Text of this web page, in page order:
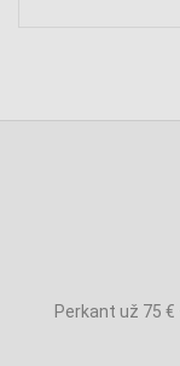
Perkant už 75